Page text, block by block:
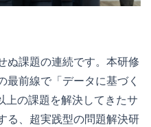
ぬ課題の連続です。本研修
最前線で「データに基づく
の課題を解決してきたサ
る、超実践型の問題解決研